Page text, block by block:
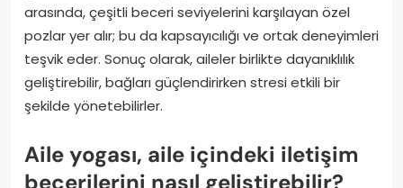
arasında, çeşitli beceri seviyelerini karşılayan özel
pozlar yer alır; bu da kapsayıcılığı ve ortak deneyimleri
teşvik eder. Sonuç olarak, aileler birlikte dayanıklılık
geliştirebilir, bağları güçlendirirken stresi etkili bir
şekilde yönetebilirler.
Aile yogası, aile içindeki iletişim
becerilerini nasıl geliştirebilir?